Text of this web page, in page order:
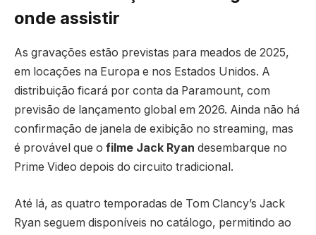
onde assistir
As gravações estão previstas para meados de 2025,
em locações na Europa e nos Estados Unidos. A
distribuição ficará por conta da Paramount, com
previsão de lançamento global em 2026. Ainda não há
confirmação de janela de exibição no streaming, mas
é provável que o filme Jack Ryan desembarque no
Prime Video depois do circuito tradicional.
Até lá, as quatro temporadas de Tom Clancy’s Jack
Ryan seguem disponíveis no catálogo, permitindo ao